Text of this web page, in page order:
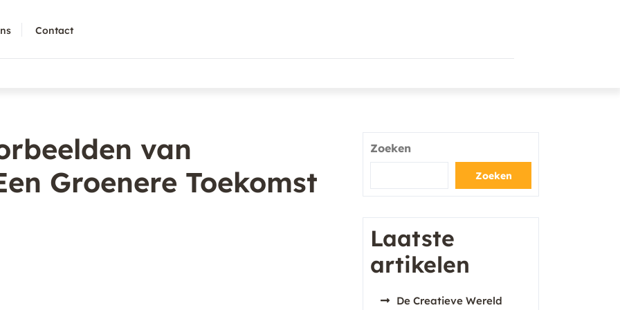
Contact
van
Groenere Toekomst
Zoeken
Zoeken
Laatste
artikelen
De Creatieve Wereld